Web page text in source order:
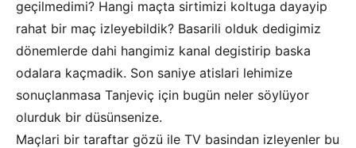
geçilmedimi? Hangi maçta sirtimizi koltuga dayayip
rahat bir maç izleyebildik? Basarili olduk dedigimiz
dönemlerde dahi hangimiz kanal degistirip baska
odalara kaçmadik. Son saniye atislari lehimize
sonuçlanmasa Tanjeviç için bugün neler söylüyor
olurduk bir düsünsenize.
Maçlari bir taraftar gözü ile TV basindan izleyenler bu